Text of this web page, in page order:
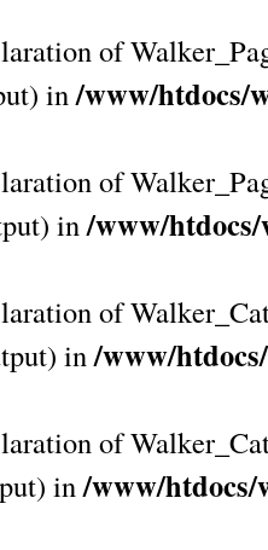
of
in/www/htdocs/
of
in/www/htdocs/
of
in/www/
of
in/www/htdocs/